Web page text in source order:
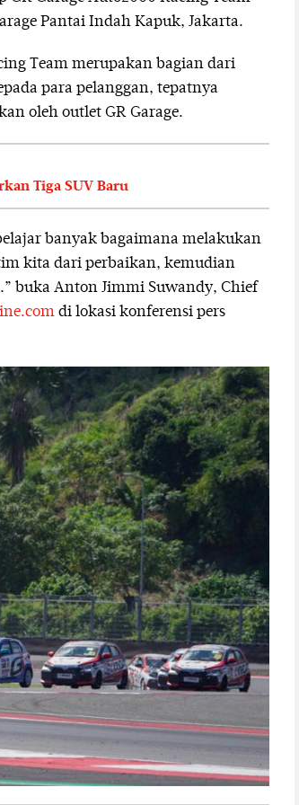
Pantai Indah Kapuk, Jakarta.
Team merupakan bagian dari
para pelanggan, tepatnya
oleh outlet GR Garage.
Tiga SUV Baru
banyak bagaimana melakukan
kita dari perbaikan, kemudian
buka Anton Jimmi Suwandy, Chief
di lokasi konferensi pers